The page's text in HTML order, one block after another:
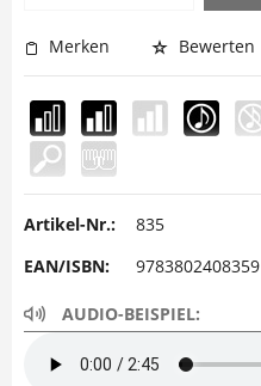
Merken Bewerten
Artikel-Nr.:
835
EAN/ISBN:
9783802408359
AUDIO-BEISPIEL: